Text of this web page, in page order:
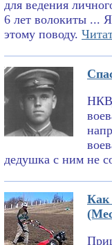
для ведения
6 лет волокиты ...
этому поводу.
дедушка с ним не
Как